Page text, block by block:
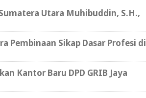
Utara Muhibuddin, S.H.,
Pembinaan Sikap Dasar Profesi di
Kantor Baru DPD GRIB Jaya